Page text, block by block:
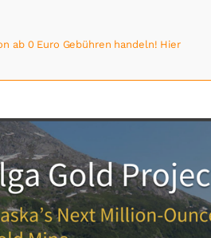
ab 0 Euro Gebühren handeln! Hier